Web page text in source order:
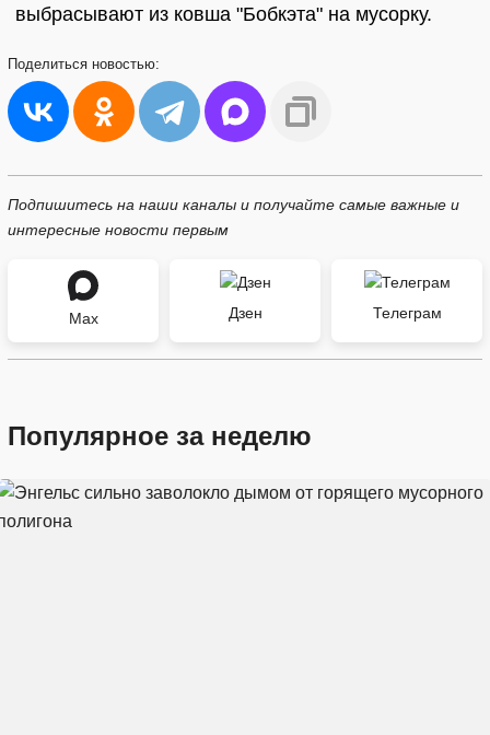
выбрасывают из ковша "Бобкэта" на мусорку.
Поделиться новостью:
Подпишитесь на наши каналы и получайте самые важные и
интересные новости первым
Max Дзен Телеграм
Популярное за неделю